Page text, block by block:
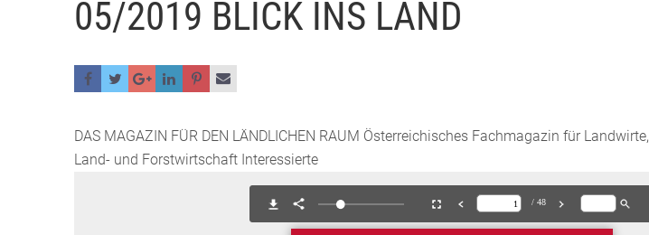
05/2019 BLICK INS LAND
DAS MAGAZIN FÜR DEN LÄNDLICHEN RAUM Österreichisches Fachmagazin für
Land- und Forstwirtschaft Interessierte